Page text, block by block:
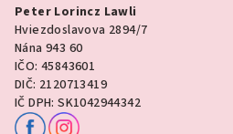
Peter Lorincz Lawli
Hviezdoslavova 2894/7
Nána 943 60
IČO: 45843601
DIČ: 2120713419
IČ DPH: SK1042944342